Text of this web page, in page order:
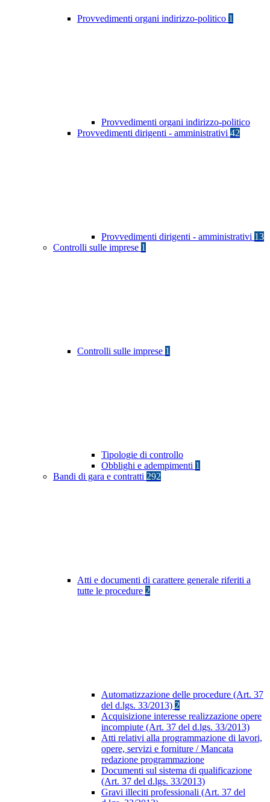
Provvedimenti organi indirizzo-politico 1
Provvedimenti organi indirizzo-politico
Provvedimenti dirigenti - amministrativi 42
Provvedimenti dirigenti - amministrativi 13
Controlli sulle imprese 1
Controlli sulle imprese 1
Tipologie di controllo
Obblighi e adempimenti 1
Bandi di gara e contratti 292
Atti e documenti di carattere generale riferiti a
tutte le procedure 2
Automatizzazione delle procedure (Art. 37
del d.lgs. 33/2013) 2
Acquisizione interesse realizzazione opere
incompiute (Art. 37 del d.lgs. 33/2013)
Atti relativi alla programmazione di lavori,
opere, servizi e forniture / Mancata
redazione programmazione
Documenti sul sistema di qualificazione
(Art. 37 del d.lgs. 33/2013)
Gravi illeciti professionali (Art. 37 del